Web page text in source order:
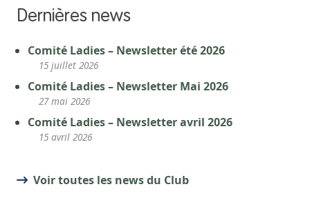
Dernières news
Comité Ladies – Newsletter été 2026
15 juillet 2026
Comité Ladies – Newsletter Mai 2026
27 mai 2026
Comité Ladies – Newsletter avril 2026
15 avril 2026
Voir toutes les news du Club